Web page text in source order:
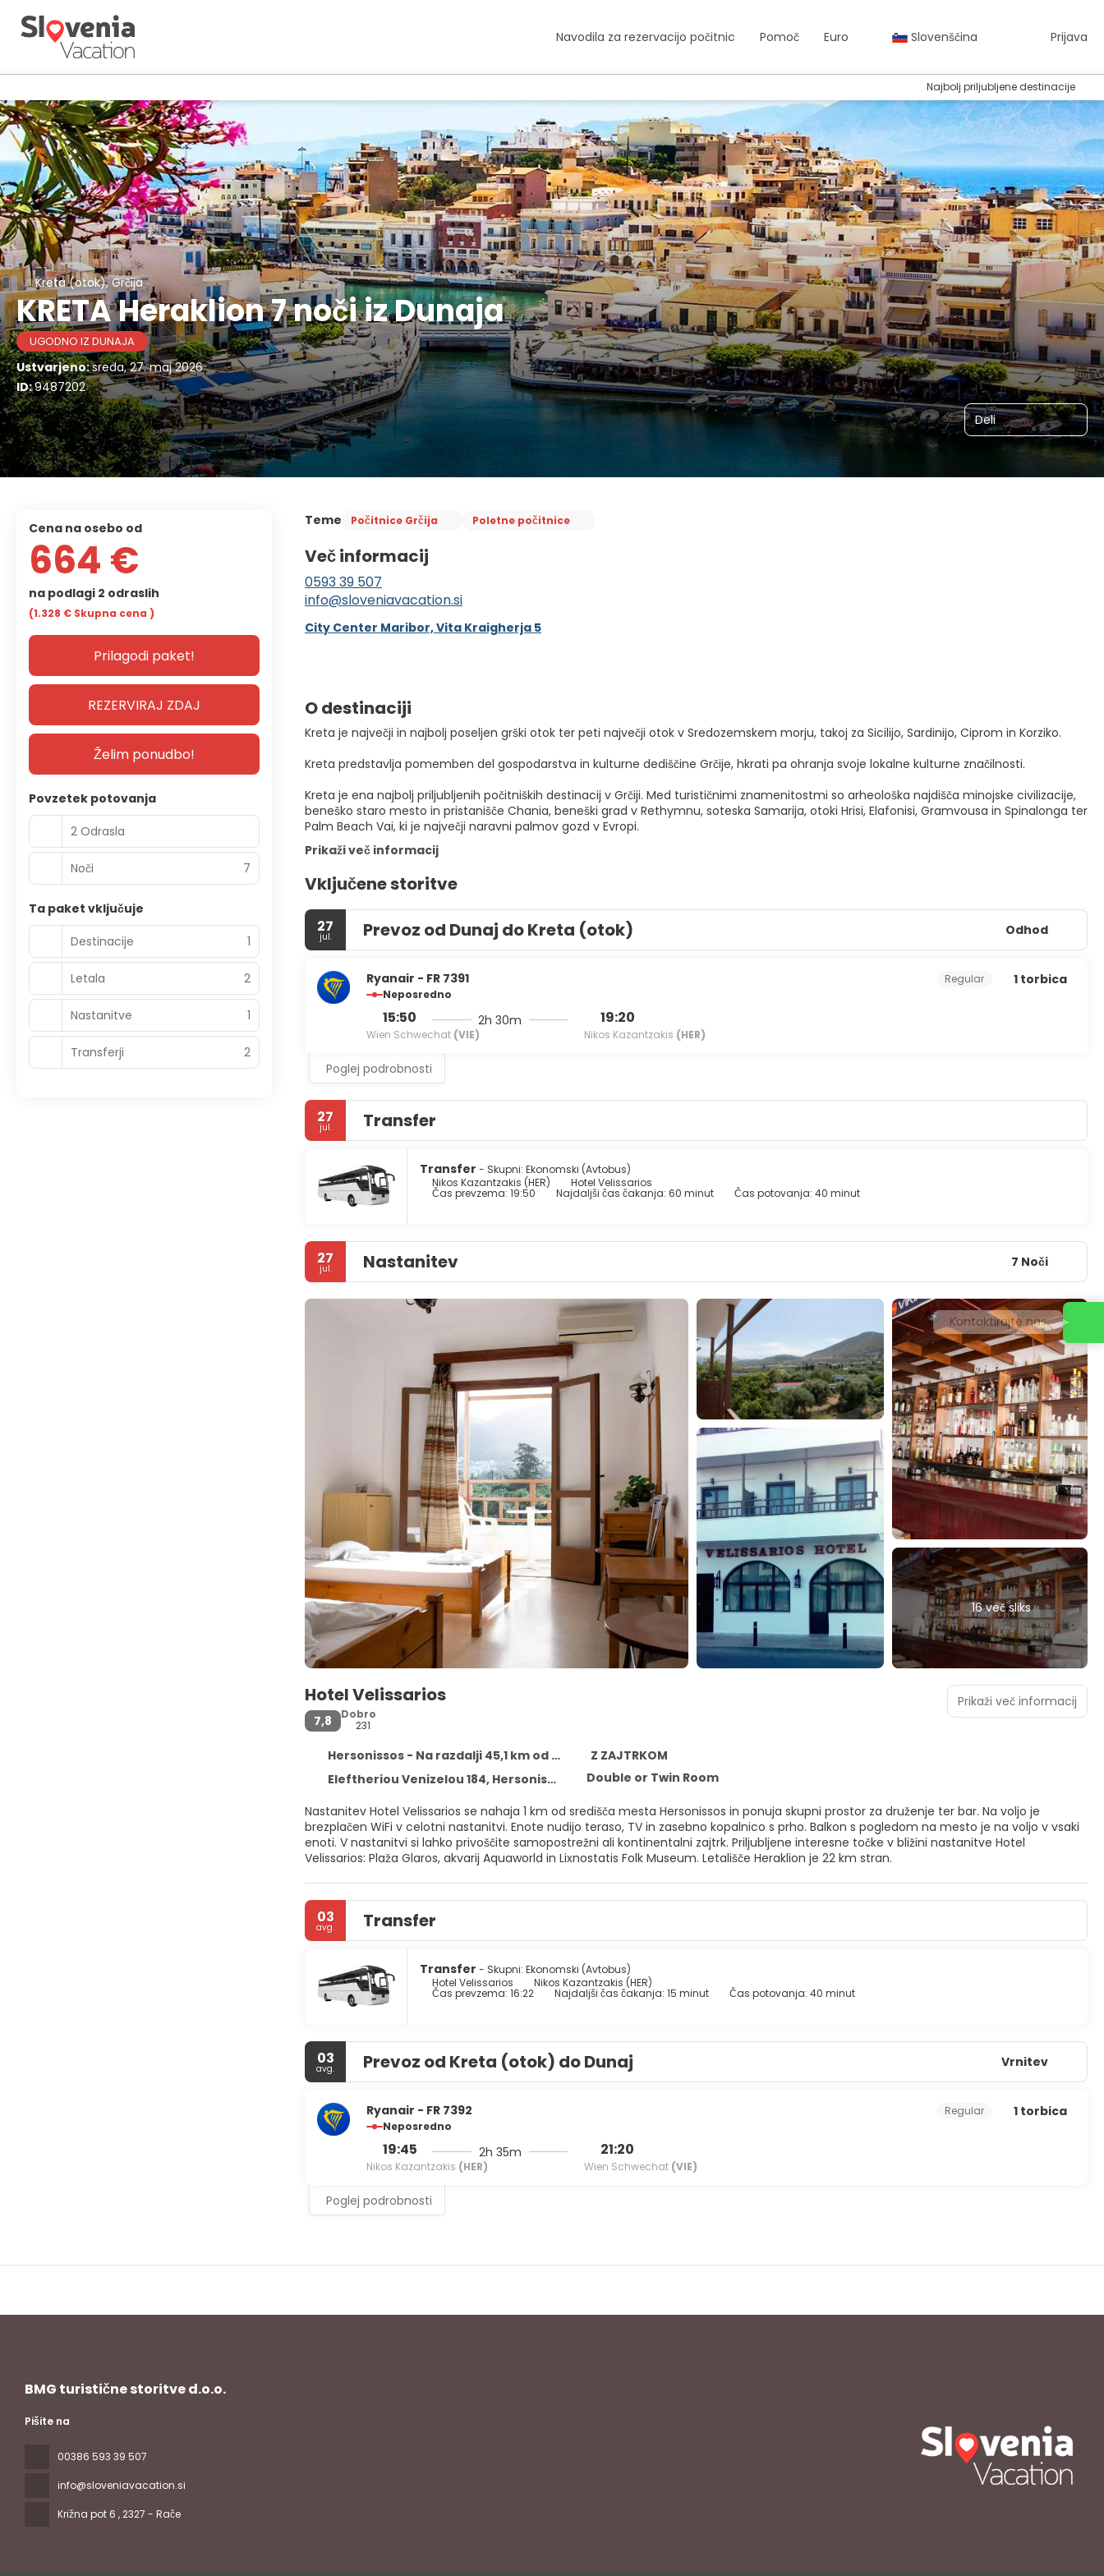
Navodila za rezervacijo počitnic Pomoč Euro Slovenščina Prijava
Najbolj priljubljene destinacije
Kreta (otok), Grčija
KRETA Heraklion 7 noči iz Dunaja
UGODNO IZ DUNAJA
Ustvarjeno:sreda, 27. maj 2026
ID:9487202
Deli
Teme Počitnice Grčija Poletne počitnice
Več informacij
0593 39 507
info@sloveniavacation.si
City Center Maribor, Vita Kraigherja 5
O destinaciji
Kreta je največji in najbolj poseljen grški otok ter peti največji otok v Sredozemskem morju, takoj za Sicilijo, Sardinijo, Ciprom in Korziko.
Kreta predstavlja pomemben del gospodarstva in kulturne dediščine Grčije, hkrati pa ohranja svoje lokalne kulturne značilnosti.
Kreta je ena najbolj priljubljenih počitniških destinacij v Grčiji. Med turističnimi znamenitostmi so arheološka najdišča minojske civilizacije,
beneško staro mesto in pristanišče Chania, beneški grad v Rethymnu, soteska Samarija, otoki Hrisi, Elafonisi, Gramvousa in Spinalonga ter
Palm Beach Vai, ki je največji naravni palmov gozd v Evropi.
Prikaži več informacij
Vključene storitve
27
jul. Prevoz od Dunaj do Kreta (otok) Odhod
Ryanair - FR 7391
Neposredno
15:50
Wien Schwechat (VIE)
2h 30m 19:20
Nikos Kazantzakis (HER)
Regular 1 torbica
Poglej podrobnosti
27
jul. Transfer
Transfer - Skupni: Ekonomski (Avtobus)
Nikos Kazantzakis (HER)
Hotel Velissarios
Čas prevzema: 19:50 Najdaljši čas čakanja: 60 minut Čas potovanja: 40 minut
27
jul. Nastanitev 7 Noči
16 več sliks
Hotel Velissarios
7,8
Dobro
231
Hersonissos - Na razdalji 45,1 km od središča
Z ZAJTRKOM
Eleftheriou Venizelou 184, Hersonissos 70014
Double or Twin Room
Nastanitev Hotel Velissarios se nahaja 1 km od središča mesta Hersonissos in ponuja skupni prostor za druženje ter bar. Na voljo je
brezplačen WiFi v celotni nastanitvi. Enote nudijo teraso, TV in zasebno kopalnico s prho. Balkon s pogledom na mesto je na voljo v vsaki
enoti. V nastanitvi si lahko privoščite samopostrežni ali kontinentalni zajtrk. Priljubljene interesne točke v bližini nastanitve Hotel
Velissarios: Plaža Glaros, akvarij Aquaworld in Lixnostatis Folk Museum. Letališče Heraklion je 22 km stran.
Prikaži več informacij
03
avg. Transfer
Transfer - Skupni: Ekonomski (Avtobus)
Hotel Velissarios
Nikos Kazantzakis (HER)
Čas prevzema: 16:22 Najdaljši čas čakanja: 15 minut Čas potovanja: 40 minut
03
avg. Prevoz od Kreta (otok) do Dunaj Vrnitev
Ryanair - FR 7392
Neposredno
19:45
Nikos Kazantzakis (HER)
2h 35m 21:20
Wien Schwechat (VIE)
Regular 1 torbica
Poglej podrobnosti
cena na osebo od
664 €
na podlagi 2 odraslih
(1.328 € Skupna cena )
Prilagodi paket!
REZERVIRAJ ZDAJ
Želim ponudbo!
Povzetek potovanja
2 Odrasla
Noči 7
Ta paket vključuje
Destinacije
1
Letala 2
Nastanitve 1
Transferji 2
BMG turistične storitve d.o.o.
Pišite na
00386 593 39 507
info@sloveniavacation.si
Križna pot 6 , 2327 - Rače
Kontaktirajte nas